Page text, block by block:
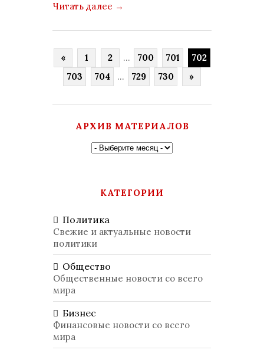
Читать далее →
« 1 2 ... 700 701
702
703
704 ... 729 730 »
АРХИВ МАТЕРИАЛОВ
КАТЕГОРИИ
Политика
Свежие и актуальные новости
политики
Общество
Общественные новости со всего
мира
Бизнес
Финансовые новости со всего
мира